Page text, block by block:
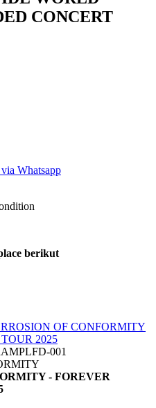
CONCERT
Whatsapp
berikut
001
- FOREVER